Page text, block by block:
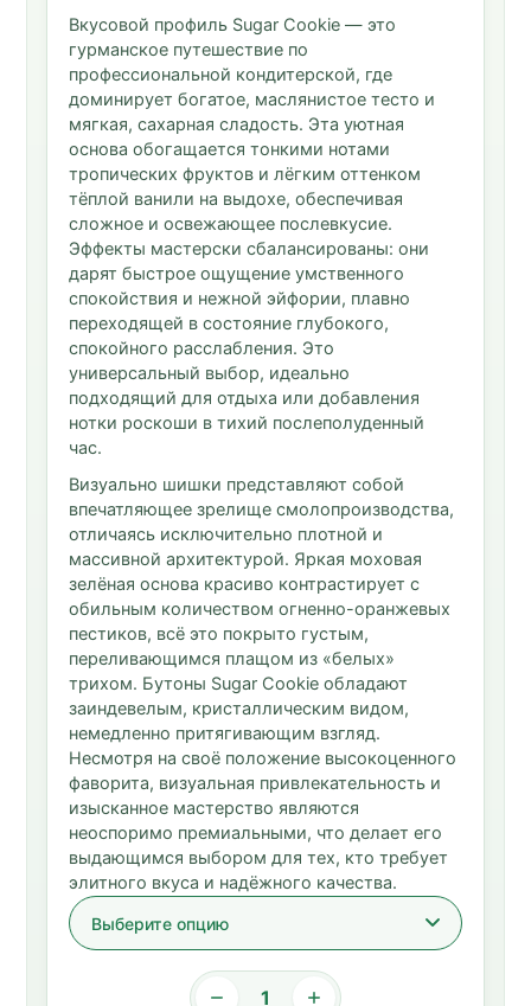
Вкусовой профиль Sugar Cookie — это
гурманское путешествие по
профессиональной кондитерской, где
доминирует богатое, маслянистое тесто и
мягкая, сахарная сладость. Эта уютная
основа обогащается тонкими нотами
тропических фруктов и лёгким оттенком
тёплой ванили на выдохе, обеспечивая
сложное и освежающее послевкусие.
Эффекты мастерски сбалансированы: они
дарят быстрое ощущение умственного
спокойствия и нежной эйфории, плавно
переходящей в состояние глубокого,
спокойного расслабления. Это
универсальный выбор, идеально
подходящий для отдыха или добавления
нотки роскоши в тихий послеполуденный
час.
Визуально шишки представляют собой
впечатляющее зрелище смолопроизводства,
отличаясь исключительно плотной и
массивной архитектурой. Яркая моховая
зелёная основа красиво контрастирует с
обильным количеством огненно-оранжевых
пестиков, всё это покрыто густым,
переливающимся плащом из «белых»
трихом. Бутоны Sugar Cookie обладают
заиндевелым, кристаллическим видом,
немедленно притягивающим взгляд.
Несмотря на своё положение высокоценного
фаворита, визуальная привлекательность и
изысканное мастерство являются
неоспоримо премиальными, что делает его
выдающимся выбором для тех, кто требует
элитного вкуса и надёжного качества.